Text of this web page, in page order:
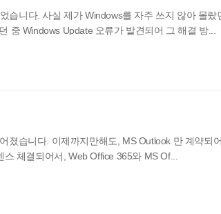
습니다. 사실 제가 Windows를 자주 쓰지 않아 몰랐
중 Windows Update 오류가 발견되어 그 해결 방...
졌습니다. 이제까지만해도, MS Outlook 만 계약되
체결되어서, Web Office 365와 MS Of...